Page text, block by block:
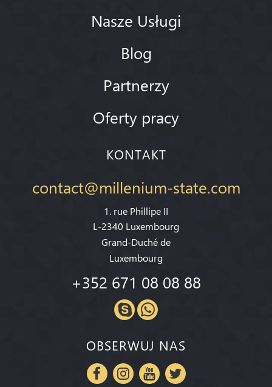
Nasze Usługi
Blog
Partnerzy
Oferty pracy
KONTAKT
contact@millenium-state.com
1. rue Phillipe II
L-2340 Luxembourg
Grand-Duché de
Luxembourg
+352 671 08 08 88
OBSERWUJ NAS